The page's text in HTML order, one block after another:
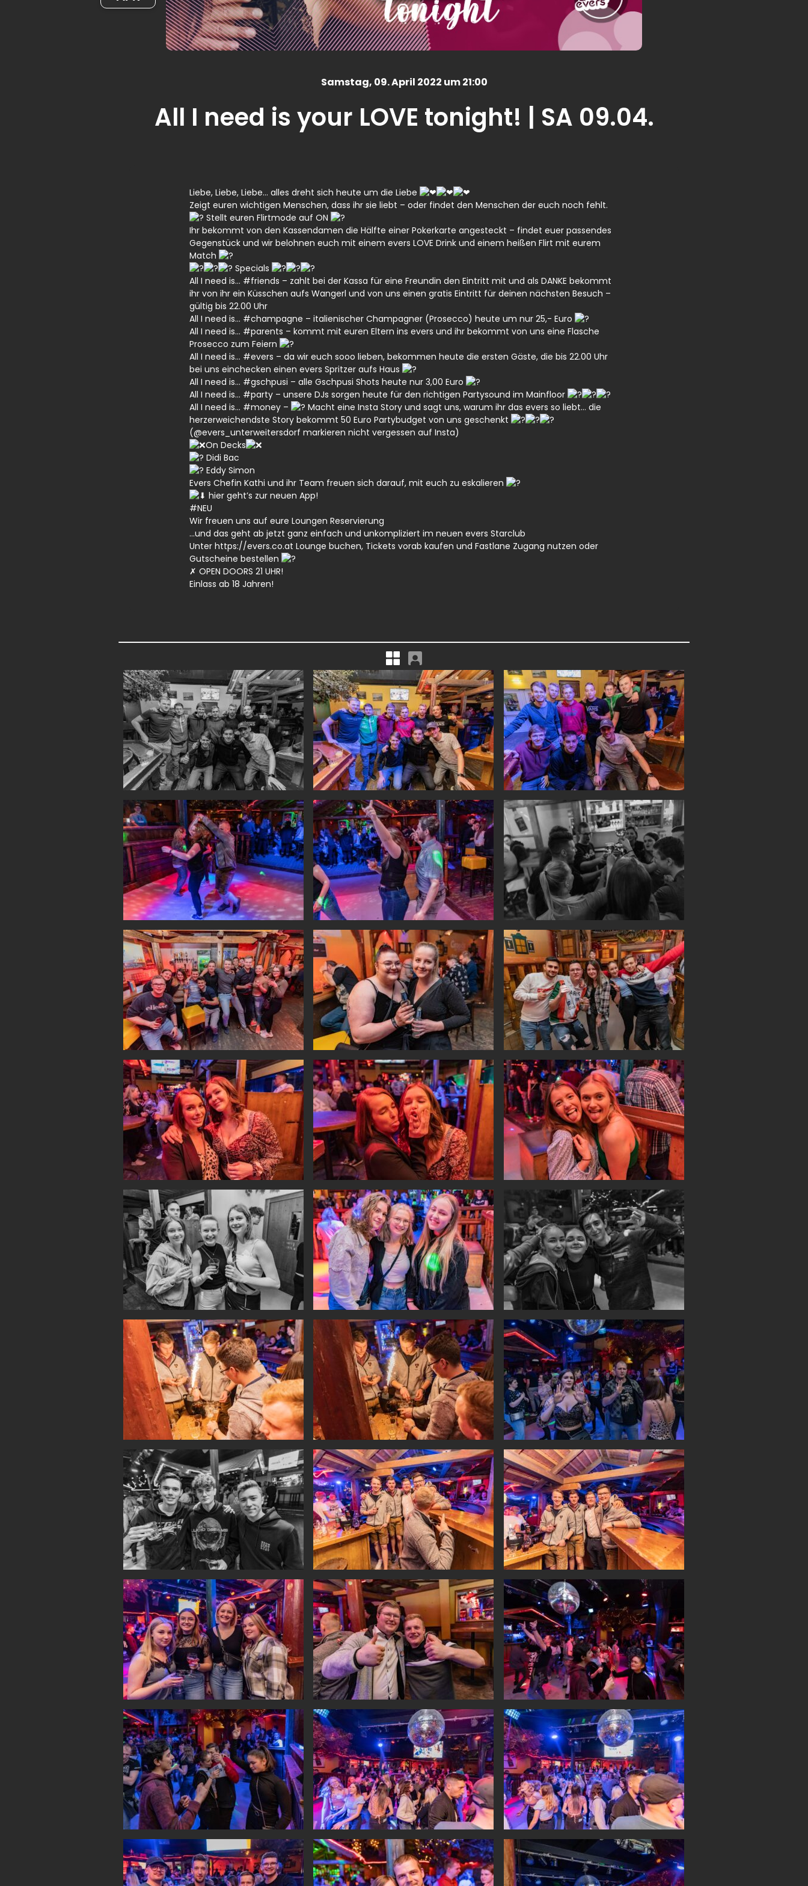
Samstag, 09. April 2022 um 21:00
All I need is your LOVE tonight! | SA 09.04.
Liebe, Liebe, Liebe… alles dreht sich heute um die Liebe
Zeigt euren wichtigen Menschen, dass ihr sie liebt – oder findet den Menschen der euch noch fehlt.
Stellt euren Flirtmode auf ON
Ihr bekommt von den Kassendamen die Hälfte einer Pokerkarte angesteckt – findet euer passendes
Gegenstück und wir belohnen euch mit einem evers LOVE Drink und einem heißen Flirt mit eurem
Match
Specials
All I need is… #friends – zahlt bei der Kassa für eine Freundin den Eintritt mit und als DANKE bekommt
ihr von ihr ein Küsschen aufs Wangerl und von uns einen gratis Eintritt für deinen nächsten Besuch –
gültig bis 22.00 Uhr
All I need is… #champagne – italienischer Champagner (Prosecco) heute um nur 25,- Euro
All I need is… #parents – kommt mit euren Eltern ins evers und ihr bekommt von uns eine Flasche
Prosecco zum Feiern
All I need is… #evers – da wir euch sooo lieben, bekommen heute die ersten Gäste, die bis 22.00 Uhr
bei uns einchecken einen evers Spritzer aufs Haus
All I need is… #gschpusi – alle Gschpusi Shots heute nur 3,00 Euro
All I need is… #party – unsere DJs sorgen heute für den richtigen Partysound im Mainfloor
All I need is… #money –
Macht eine Insta Story und sagt uns, warum ihr das evers so liebt… die
herzerweichendste Story bekommt 50 Euro Partybudget von uns geschenkt
(@evers_unterweitersdorf markieren nicht vergessen auf Insta)
On Decks
Didi Bac
Eddy Simon
Evers Chefin Kathi und ihr Team freuen sich darauf, mit euch zu eskalieren
hier geht’s zur neuen App!
#NEU
Wir freuen uns auf eure Loungen Reservierung
…und das geht ab jetzt ganz einfach und unkompliziert im neuen evers Starclub
Unter https://evers.co.at Lounge buchen, Tickets vorab kaufen und Fastlane Zugang nutzen oder
Gutscheine bestellen
✗ OPEN DOORS 21 UHR!
Einlass ab 18 Jahren!